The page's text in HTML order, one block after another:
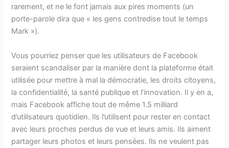
rarement, et ne le font jamais aux pires moments (un
porte-parole dira que « les gens contredise tout le temps
Mark »).
Vous pourriez penser que les utilisateurs de Facebook
seraient scandaliser par la manière dont la plateforme était
utilisée pour mettre à mal la démocratie, les droits citoyens,
la confidentialité, la santé publique et l’innovation. Il y en a,
mais Facebook affiche tout de même 1.5 milliard
d’utilisateurs quotidien. Ils l’utilisent pour rester en contact
avec leurs proches perdus de vue et leurs amis. Ils aiment
partager leurs photos et leurs pensées. Ils ne veulent pas